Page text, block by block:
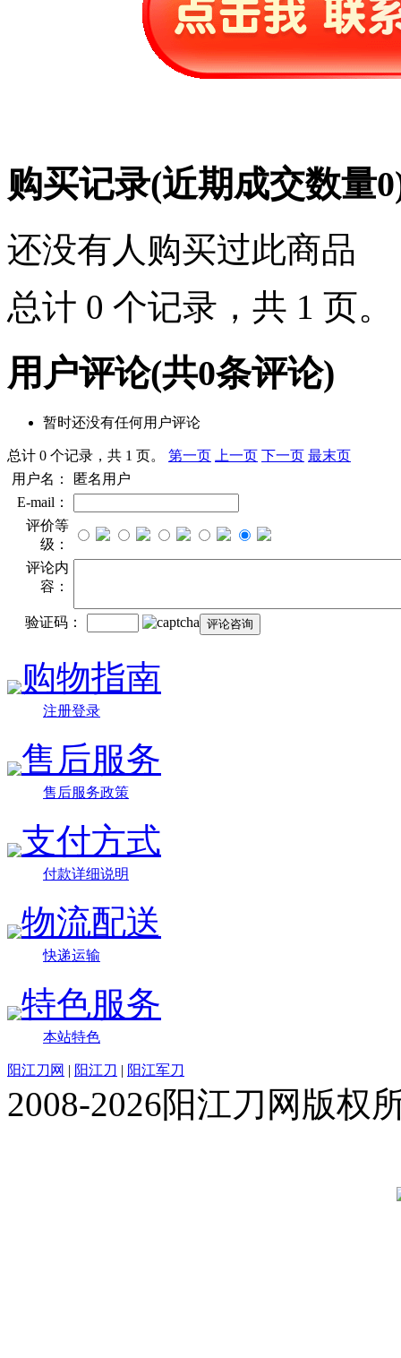
购买记录(近期成交数量0
还没有人购买过此商品
总计 0 个记录，共 1 页。
用户评论(共0条评论)
暂时还没有任何用户评论
总计 0 个记录，共 1 页。 第一页 上一页 下一页 最末页
用户名：
匿名用户
E-mail：
评价等
级：
评论内
容：
验证码：
购物指南
注册登录
售后服务
售后服务政策
支付方式
付款详细说明
物流配送
快递运输
特色服务
本站特色
阳江刀网 | 阳江刀 | 阳江军刀
2008-2026阳江刀网版权